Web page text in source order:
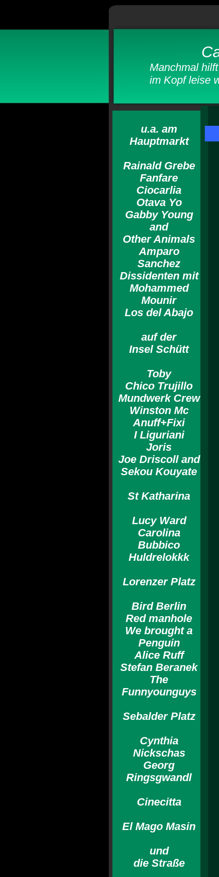
Manchmal hilft es
im Kopf leise
u.a. am
Hauptmarkt
Rainald Grebe
Fanfare
Ciocarlia
Otava Yo
Gabby Young
and
Other Animals
Amparo
Sanchez
Dissidenten mit
Mohammed
Mounir
Los del Abajo
auf der
Insel Schütt
Toby
Chico Trujillo
Mundwerk Crew
Winston Mc
Anuff+Fixi
I Liguriani
Joris
Joe Driscoll and
Sekou Kouyate
St Katharina
Lucy Ward
Carolina
Bubbico
Huldrelokkk
Lorenzer Platz
Bird Berlin
Red manhole
We brought a
Penguin
Alice Ruff
Stefan Beranek
The
Funnyounguys
Sebalder Platz
Cynthia
Nickschas
Georg
Ringsgwandl
Cinecitta
El Mago Masin
und
die Straße